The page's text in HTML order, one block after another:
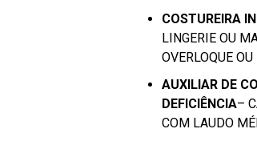
COSTUREIRA
LINGERIE OU
OVERLOQUE
AUXILIAR DE
DEFICIÊNCIA–
COM LAUDO